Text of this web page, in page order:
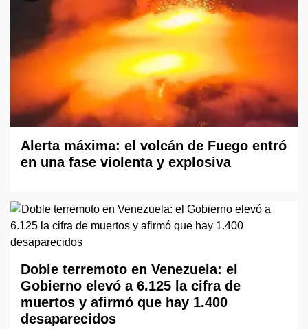
Alerta máxima: el volcán de Fuego entró
en una fase violenta y explosiva
Doble terremoto en Venezuela: el
Gobierno elevó a 6.125 la cifra de
muertos y afirmó que hay 1.400
desaparecidos